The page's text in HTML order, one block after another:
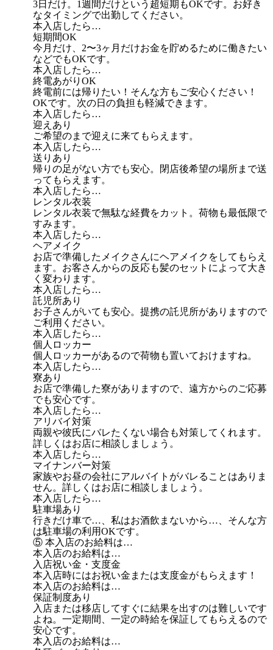
3日だけ。1週間だけという超短期もOKです。お好き
なタイミングで出勤してください。
本入店したら…
短期間OK
今月だけ、2〜3ヶ月だけお金を貯めるために働きたい
などでもOKです。
本入店したら…
終電あがりOK
終電前には帰りたい！そんな方もご安心ください！
OKです。次の日の負担も軽減できます。
本入店したら…
迎えあり
ご希望のまで迎えに来てもらえます。
本入店したら…
送りあり
帰りの足がない方でも安心。閉店後希望の場所まで送
ってもらえます。
本入店したら…
レンタル衣装
レンタル衣装で無駄な経費をカット。荷物も最低限で
すみます。
本入店したら…
ヘアメイク
お店で準備したメイクさんにヘアメイクをしてもらえ
ます。お客さんからの反応も髪のセットによって大き
く変わります。
本入店したら…
託児所あり
お子さんがいても安心。提携の託児所がありますので
ご利用ください。
本入店したら…
個人ロッカー
個人ロッカーがあるので荷物も置いておけますね。
本入店したら…
寮あり
お店で準備した寮がありますので、遠方からのご応募
でも安心です。
本入店したら…
アリバイ対策
両親や彼氏にバレたくない場合も対策してくれます。
詳しくはお店に相談しましょう。
本入店したら…
マイナンバー対策
家族やお昼の会社にアルバイトがバレることはありま
せん。詳しくはお店に相談しましょう。
本入店したら…
駐車場あり
行きだけ車で…、私はお酒飲まないから…、そんな方
は駐車場の利用OKです。
⑤ 本入店のお給料は…
本入店のお給料は…
入店祝い金・支度金
本入店時にはお祝い金または支度金がもらえます！
本入店のお給料は…
保証制度あり
入店または移店してすぐに結果を出すのは難しいです
よね。一定期間、一定の時給を保証してもらえるので
安心です。
本入店のお給料は…